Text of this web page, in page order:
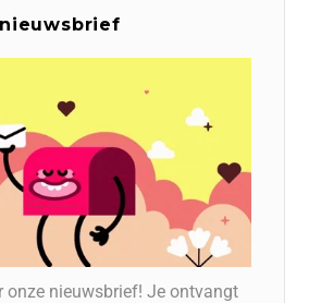
onze nieuwsbrief! Je ontvangt